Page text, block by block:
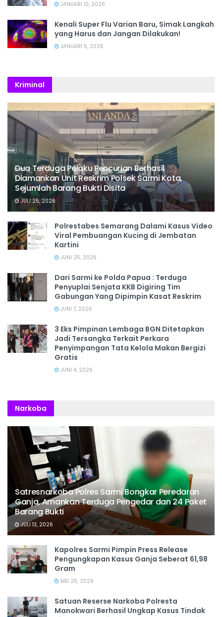
JANUARI 10, 2026
Kenali Super Flu Varian Baru, Simak Langkah
yang Harus dan Jangan Dilakukan!
JANUARI 5, 2026
Kriminal
Dua Terduga Pelaku Pencurian Berhasil
Diamankan Unit Reskrim Polsek Sarmi Kota,
Sejumlah Barang Bukti Disita
JULI 25, 2026
Polrestabes Semarang Dalami Kasus Video
Viral Pembuangan Kucing di Jembatan
Kartini
JUNI 25, 2026
Dari Sarmi ke Polda Papua : Terduga
Penyuplai Senjata KKB Digiring Tim
Gabungan Yang Dipimpin Kasat Reskrim
JUNI 7, 2026
3 Eks Pimpinan Lembaga BGN Ditetapkan
Jadi Tersangka Terkait Perkara
Penyimpangan Tata Kelola Makan Bergizi
Gratis
JUNI 4, 2026
Narkoba
Satresnarkoba Polres Sarmi Bongkar Peredaran
Ganja, Amankan Terduga Pengedar dan 24 Paket
Barang Bukti
JULI 13, 2026
Kapolres Sarmi Pimpin Press Release
Pengungkapan Kasus Ganja Seberat 61,98
Gram
MEI 25, 2026
Satuan Reserse Narkoba Polresta
Manokwari Berhasil Ungkap Kasus Tindak